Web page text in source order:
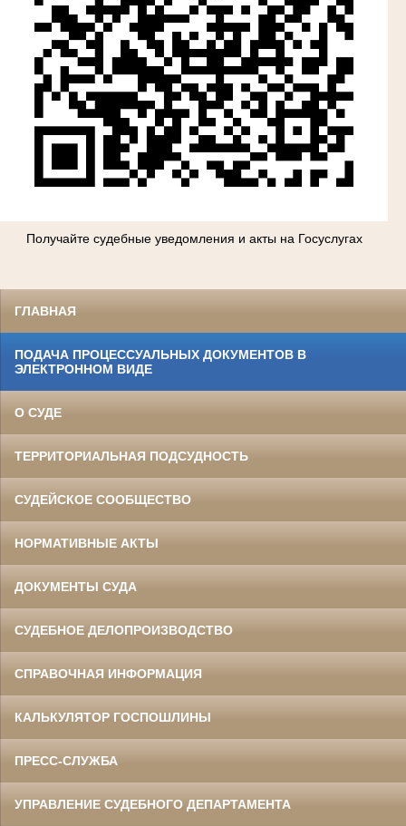
Получайте судебные уведомления и акты на Госуслугах
ГЛАВНАЯ
ПОДАЧА ПРОЦЕССУАЛЬНЫХ ДОКУМЕНТОВ В
ЭЛЕКТРОННОМ ВИДЕ
О СУДЕ
ТЕРРИТОРИАЛЬНАЯ ПОДСУДНОСТЬ
СУДЕЙСКОЕ СООБЩЕСТВО
НОРМАТИВНЫЕ АКТЫ
ДОКУМЕНТЫ СУДА
СУДЕБНОЕ ДЕЛОПРОИЗВОДСТВО
СПРАВОЧНАЯ ИНФОРМАЦИЯ
КАЛЬКУЛЯТОР ГОСПОШЛИНЫ
ПРЕСС-СЛУЖБА
УПРАВЛЕНИЕ СУДЕБНОГО ДЕПАРТАМЕНТА